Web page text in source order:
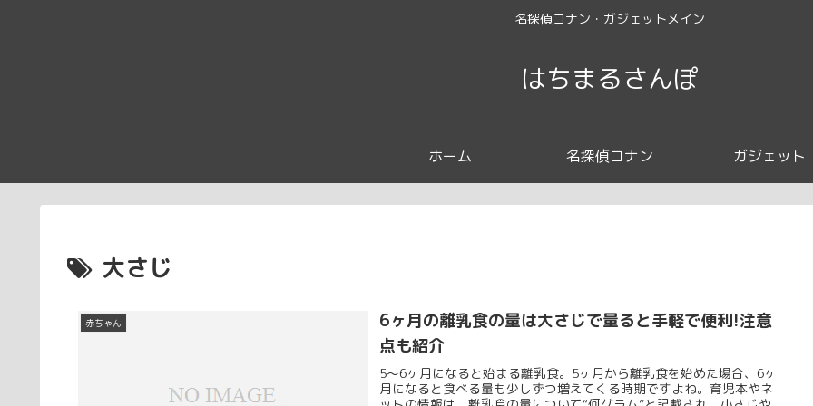
名探偵コナン・ガジェットメイン
はちまるさんぽ
ホーム 名探偵コナン ガジェット
大さじ
赤ちゃん
6ヶ月の離乳食の量は大さじで量ると手軽で便利!注意
点も紹介
5〜6ヶ月になると始まる離乳食。5ヶ月から離乳食を始めた場合、6ヶ
月になると食べる量も少しずつ増えてくる時期ですよね。育児本やネ